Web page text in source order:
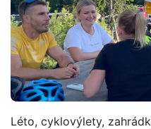
Léto, cyklovýlety,